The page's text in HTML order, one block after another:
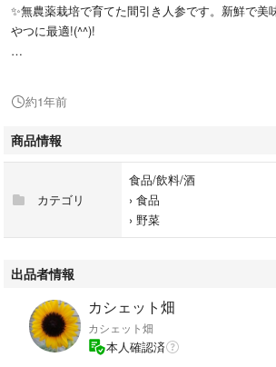
✨無農薬栽培で育てた間引き人参です。新鮮で美
やつに最適!(^^)!
✨軽く水洗いを行い土を落として発送させて頂き
✨無農薬栽培ですのでお子様にもペットにも安心
す。無農薬なので虫食いも混じっていることもあ
✨ご購入頂いてから収穫しますので鮮度抜群!(^^)!
✨ネコポスいっぱい350g以上で箱詰めしますので
#ペットのおやつ
#かき揚げ
#ふりかけ
約1年前
商品情報
カテゴリ
食品/飲料/酒
› 食品
› 野菜
出品者情報
カシェット畑
カシェット畑
本人確認済